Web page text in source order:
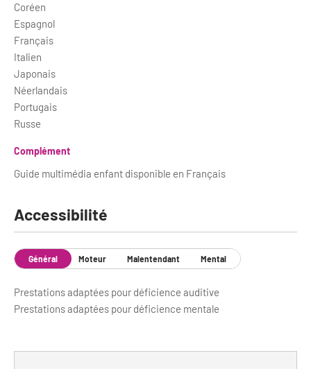
Coréen
Espagnol
Français
Italien
Japonais
Néerlandais
Portugais
Russe
Complément
Guide multimédia enfant disponible en Français
Accessibilité
Général Moteur Malentendant Mental
Prestations adaptées pour déficience auditive
Prestations adaptées pour déficience mentale